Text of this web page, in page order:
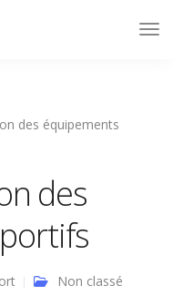
des équipements
des
Non classé